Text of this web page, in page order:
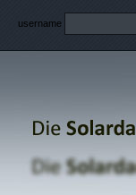
username